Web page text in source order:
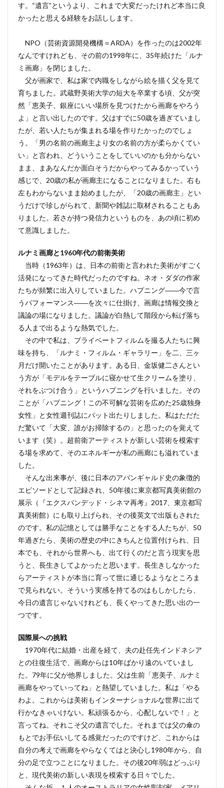
す。“遺言”というより、これまで大変だったけれど本当に良
かったと思える経験をお話しします。
NPO（芸術資源開発機構＝ARDA）を作ったのは2002年
なんですけれども、その前の1998年に、35年続けた「ルナ
ミ画廊」を閉じました。
父が画家で、私は家で内職をしながら絵を描く父を見て
育ちました。武蔵野美術大学の短大を卒業する頃、父が突
然「恵美子、銀座にいい場所を見つけたから画廊をやろう
よ」と言い出したのです。父はすでに50歳を過ぎていまし
たが、若い人たちが集まれる場を作りたかったのでしょ
う。「男の名前の画廊主より女の名前の方が柔らかくてい
い」と言われ、どういうことをしていいのかも分からない
まま、まあなんだか面白そうだからやってみるかっていう
感じで、20歳の私が画廊主になることになりました。右も
左もわからないまま始めましたが、「20歳の画廊主」とい
うだけで珍しがられて、新聞や雑誌に取材されることもあ
りました。若さが持つ発信力というものを、あの頃に初め
て意識しました。
ルナミ画廊と1960年代の前衛美術
当時（1963年）は、日本の前衛と言われた美術がすごく
活発になってきた時代だったのですね。ネオ・ダダの作家
たちが頻繁に出入りしていました。ハプニング――今で言
うパフォーマンス――を次々に仕掛け、画廊は情報交換と
議論の場になりました。議論が白熱して階段から転げ落ち
る人まで出るような熱気でした。
その中で私は、プライベートフィルムを撮る人たちに興
味を持ち、「ルナミ・フィルム・ギャラリー」を二、三ヶ
月だけ開いたことがあります。ある日、金坂健二さんとい
う方が「モデルをテーブルに寝かせて生クリームを塗り、
それをぶつけ合う」というハプニングを行いました。その
ことが「ハプニング！この不可解な芸術を広めた25歳独身
女性」と女性週刊誌にパット出たりしました。私はただた
だ驚いて「大変、誰がお掃除するの」と思ったのを覚えて
います（笑）。超前衛アーティストが新しい芸術を模索す
る場を求めて、そのエネルギーが私の画廊にも溢れていま
した。
そんな出来事が、後に日本のアバンギャルド史の象徴的
エピソードとして記録され、50年後に東京都写真美術館の
展示（『エクスパンデッド・シネマ再考』2017、東京都写
真美術館）にも取り上げられ、その後英文で出版もされた
のです。私の記憶としては勝手なことをする人たちが、50
年過ぎたら、美術の歴史の中にきちんと位置付けられ、日
本でも、それから世界へも、出て行くのだと言う現実を思
うと、長生きしてよかったと思います。長生きしなかった
らアーティストが本当に育って世に通じるようなところま
で見られない。そういう実感を持てるのはもしかしたら、
今日の遺言じゃないけれども、長くやってきた思い出の一
つです。
国際展への挑戦
1970年代に結婚・出産を経て、夫の赴任先インドネシア
との往復生活で、画廊からは10年ばかり遠のいていまし
た。79年に父が他界しました。父は生前「恵美子、ルナミ
画廊をやっていってね」と熱望していました。私は「やる
わよ。これからは美術もインターナショナルな世界に出て
行かなきゃいけない。私頑張るから、心配しないで！」と
言ってね。それこそ父の遺言でした。それまでは父の傘の
もとでお手伝いしてる感覚だったのですけど、これからは
自分の考えで画廊をやらなくてはと決心し1980年から、自
分の足で立つことになりました。その後20年弱はどっぷり
と、現代美術の新しい表現を模索する日々でした。